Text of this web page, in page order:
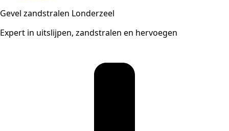
Gevel zandstralen Londerzeel
Expert in uitslijpen, zandstralen en hervoegen